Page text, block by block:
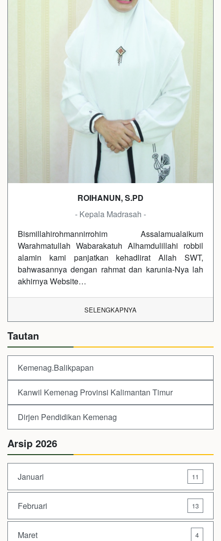
ROIHANUN, S.PD
- Kepala Madrasah -
Bismillahirohmannirrohim Assalamualaikum
Warahmatullah Wabarakatuh Alhamdulillahi robbil
alamin kami panjatkan kehadlirat Allah SWT,
bahwasannya dengan rahmat dan karunia-Nya lah
akhirnya Website…
SELENGKAPNYA
Tautan
Kemenag.Balikpapan
Kanwil Kemenag Provinsi Kalimantan Timur
Dirjen Pendidikan Kemenag
Arsip 2026
Januari 11
Februari 13
Maret 4